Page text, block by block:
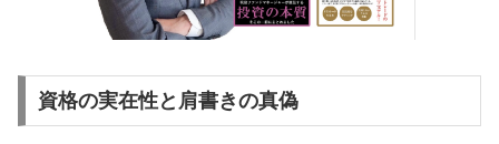
資格の実在性と肩書きの真偽